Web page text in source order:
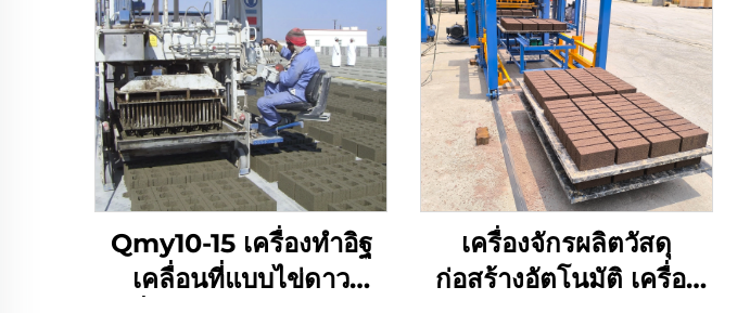
Qmy10-15 เครื่องทำอิฐ
เคลื่อนที่แบบไข่ดาว
เครื่องจักรผลิตวัสดุ
ก่อสร้างอัตโนมัติ เครื่อง